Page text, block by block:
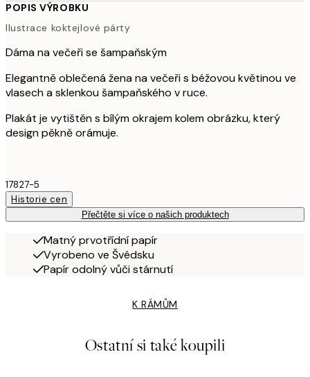
POPIS VÝROBKU
Ilustrace koktejlové párty
Dáma na večeři se šampaňským
Elegantně oblečená žena na večeři s béžovou květinou ve
vlasech a sklenkou šampaňského v ruce.
Plakát je vytištěn s bílým okrajem kolem obrázku, který
design pěkně orámuje.
17827-5
Historie cen
Přečtěte si více o našich produktech
Matný prvotřídní papír
Vyrobeno ve Švédsku
Papír odolný vůči stárnutí
K RÁMŮM
Ostatní si také koupili